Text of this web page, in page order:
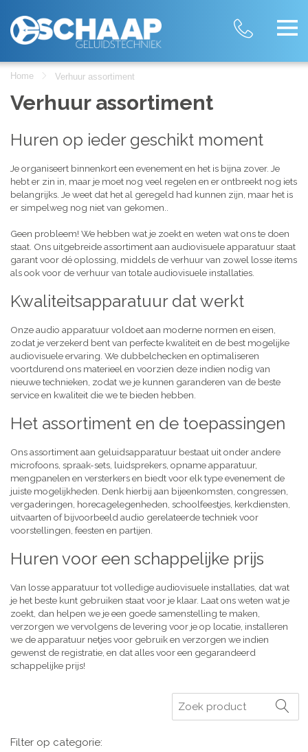
Home Verhuur assortiment
Verhuur assortiment
Huren op ieder geschikt moment
Je organiseert binnenkort een evenement en het is bijna zover. Je
hebt er zin in, maar je moet nog veel regelen en er ontbreekt nog iets
belangrijks. Je weet dat het al geregeld had kunnen zijn, maar het is
er simpelweg nog niet van gekomen..
Geen probleem! We hebben wat je zoekt en weten wat ons te doen
staat. Ons uitgebreide assortiment aan audiovisuele apparatuur staat
garant voor dé oplossing, middels de verhuur van zowel losse items
als ook voor de verhuur van totale audiovisuele installaties.
Kwaliteitsapparatuur dat werkt
Onze audio apparatuur voldoet aan moderne normen en eisen,
zodat je verzekerd bent van perfecte kwaliteit en de best mogelijke
audiovisuele ervaring. We dubbelchecken en optimaliseren
voortdurend ons materieel en voorzien deze indien nodig van
nieuwe technieken, zodat we je kunnen garanderen van de beste
service en kwaliteit die we te bieden hebben.
Het assortiment en de toepassingen
Ons assortiment aan geluidsapparatuur bestaat uit onder andere
microfoons, spraak-sets, luidsprekers, opname apparatuur,
mengpanelen en versterkers en biedt voor elk type evenement de
juiste mogelijkheden. Denk hierbij aan bijeenkomsten, congressen,
vergaderingen, horecagelegenheden, schoolfeestjes, kerkdiensten,
uitvaarten of bijvoorbeeld audio gerelateerde techniek voor
voorstellingen, feesten en partijen.
Huren voor een schappelijke prijs
Van losse apparatuur tot volledige audiovisuele installaties, dat wat
je het beste kunt gebruiken staat voor je klaar. Laat ons weten wat je
zoekt, dan helpen we je een goede samenstelling te maken,
verzorgen we vervolgens de levering voor je op locatie, installeren
we de apparatuur netjes voor gebruik en verzorgen we indien
gewenst de registratie, en dat alles voor een gegarandeerd
schappelijke prijs!
Zoeken
Filter op categorie: